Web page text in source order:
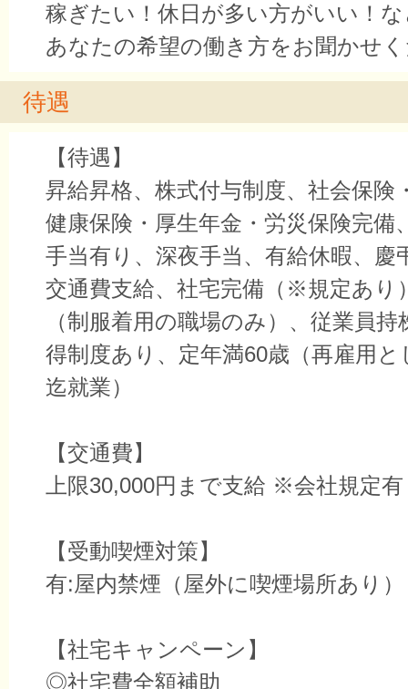
稼ぎたい！休日が多い方がいい！
あなたの希望の働き方をお聞かせ
待遇
【待遇】
昇給昇格、株式付与制度、社会保険
健康保険・厚生年金・労災保険完備
手当有り、深夜手当、有給休暇、慶
交通費支給、社宅完備（※規定あり
（制服着用の職場のみ）、従業員持
得制度あり、定年満60歳（再雇用と
迄就業）
【交通費】
上限30,000円まで支給 ※会社規定
【受動喫煙対策】
有:屋内禁煙（屋外に喫煙場所あり）
【社宅キャンペーン】
◎社宅費全額補助